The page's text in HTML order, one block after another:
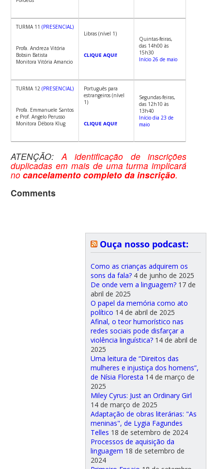
TURMA 11(PRESENCIAL)
Profa. Andreza Vitória
Bobsin Batista
Monitora Vitória Amancio
Libras (nível 1)
CLIQUE AQUI!
Quintas-feiras,
das 14h00 às
15h30
Início 26 de maio
TURMA 12(PRESENCIAL)
Profa. Emmanuele Santos
e Prof. Angelo Perusso
Monitora Débora Klug
Português para
estrangeiros (nível
1)
CLIQUE AQUI!
Segundas-feiras,
das 12h10 às
13h40
Início dia 23 de
maio
ATENÇÃO:A identificação de inscrições
duplicadas em mais de uma turma implicará
nocancelamento completo da inscrição.
Comments
Ouça nosso podcast:
Como as crianças adquirem os
sons da fala? 4 de junho de 2025
De onde vem a linguagem? 17 de
abril de 2025
O papel da memória como ato
político 14 de abril de 2025
Afinal, o teor humorístico nas
redes sociais pode disfarçar a
violência linguística? 14 de abril de
2025
Uma leitura de “Direitos das
mulheres e injustiça dos homens”,
de Nísia Floresta 14 de março de
2025
Miley Cyrus: Just an Ordinary Girl
14 de março de 2025
Adaptação de obras literárias: "As
meninas", de Lygia Fagundes
Telles 18 de setembro de 2024
Processos de aquisição da
linguagem 18 de setembro de
2024